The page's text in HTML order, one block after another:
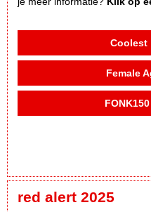
Coolest
Female
red alert 2025